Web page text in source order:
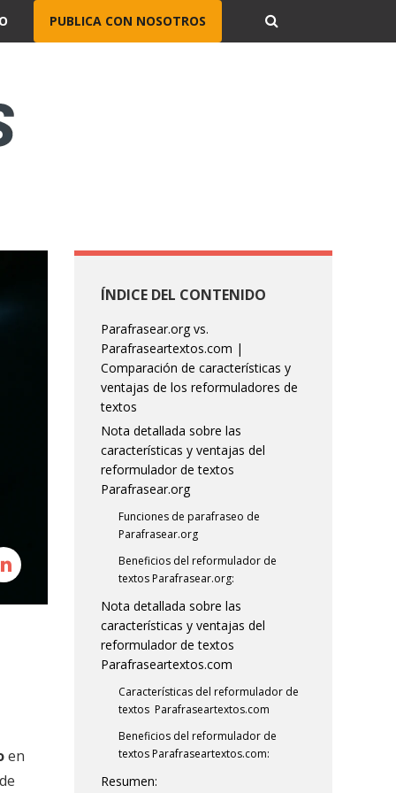
PUBLICA CON NOSOTROS
en
ÍNDICE DEL CONTENIDO
Parafrasear.org vs.
Parafraseartextos.com |
Comparación de características y
ventajas de los reformuladores de
textos
Nota detallada sobre las
características y ventajas del
reformulador de textos
Parafrasear.org
Funciones de parafraseo de
Parafrasear.org
Beneficios del reformulador de
textos Parafrasear.org:
Nota detallada sobre las
características y ventajas del
reformulador de textos
Parafraseartextos.com
Características del reformulador de
textos Parafraseartextos.com
Beneficios del reformulador de
textos Parafraseartextos.com:
Resumen: